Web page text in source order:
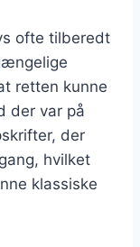
ofte tilberedt
retten kunne
der var på
der
hvilket
klassiske